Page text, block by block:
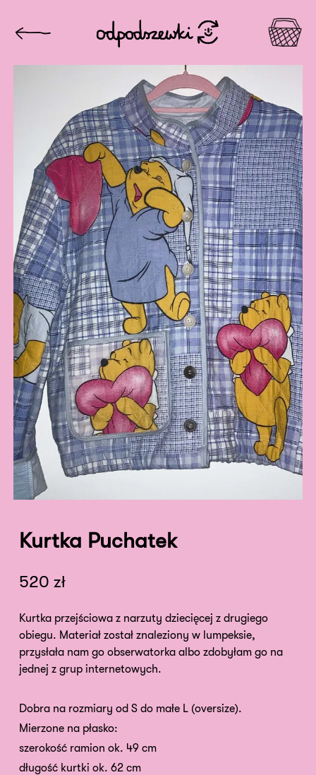
Kurtka Puchatek
520 zł
Kurtka przejściowa z narzuty dziecięcej z drugiego
obiegu. Materiał został znaleziony w lumpeksie,
przysłała nam go obserwatorka albo zdobyłam go na
jednej z grup internetowych.
Dobra na rozmiary od S do małe L (oversize).
Mierzone na płasko:
szerokość ramion ok. 49 cm
długość kurtki ok. 62 cm